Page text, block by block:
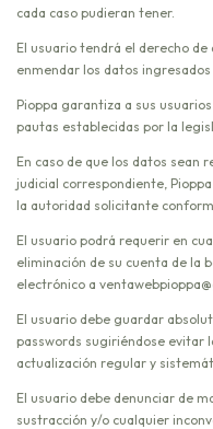
cada caso pudieran tener.
El usuario tendrá el derecho
enmendar los datos
Pioppa garantiza a sus
pautas establecidas por la
En caso de que los datos sean
judicial correspondiente,
la autoridad solicitante
El usuario podrá requerir en
eliminación de su cuenta de la
electrónico a
El usuario debe guardar
passwords sugiriéndose evitar
actualización regular y
El usuario debe denunciar de
sustracción y/o cualquier